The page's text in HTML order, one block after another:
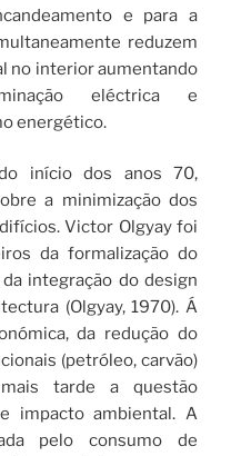
e para a
reduzem
no interior aumentando
eléctrica e
energético.
início dos anos 70,
a minimização dos
Victor Olgyay foi
da formalização do
integração do design
(Olgyay, 1970). Á
da redução do
(petróleo, carvão)
tarde a questão
impacto ambiental. A
pelo consumo de